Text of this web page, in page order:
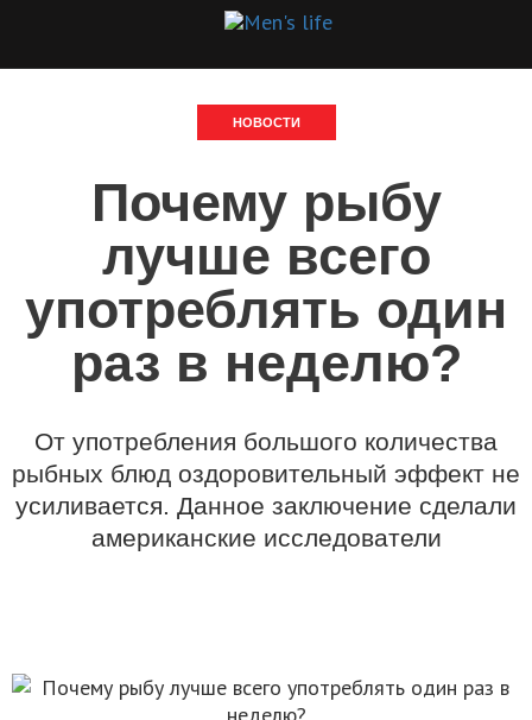
НОВОСТИ
Почему рыбу
лучше всего
употреблять один
раз в неделю?
От употребления большого количества
рыбных блюд оздоровительный эффект не
усиливается. Данное заключение сделали
американские исследователи